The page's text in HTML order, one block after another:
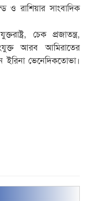
ও রাশিয়ার সাংবাদিক
চেক প্রজাতন্ত্র,
আরব আমিরাতের
ইরিনা ভেনেদিকতোভা।